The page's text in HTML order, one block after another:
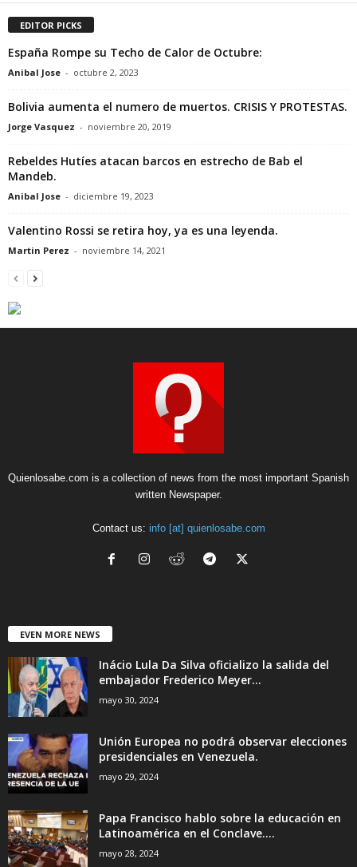
EDITOR PICKS
España Rompe su Techo de Calor de Octubre:
Anibal Jose - octubre 2, 2023
Bolivia aumenta el numero de muertos. CRISIS Y PROTESTAS.
Jorge Vasquez - noviembre 20, 2019
Rebeldes Hutíes atacan barcos en estrecho de Bab el
Mandeb.
Anibal Jose - diciembre 19, 2023
Valentino Rossi se retira hoy, ya es una leyenda.
Martin Perez - noviembre 14, 2021
Quienlosabe.com is a collection of news from the most important Spanish
written Newspaper.
Contact us: info [at] quienlosabe.com
EVEN MORE NEWS
Inácio Lula Da Silva oficializo la salida del
embajador Frederico Meyer...
mayo 30, 2024
Unión Europea no podrá observar elecciones
presidenciales en Venezuela.
mayo 29, 2024
Papa Francisco hablo sobre la educación en
Latinoamérica en el Conclave....
mayo 28, 2024